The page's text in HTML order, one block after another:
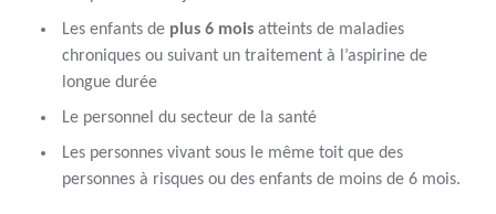
Les enfants de plus 6 mois atteints de maladies
chroniques ou suivant un traitement à l’aspirine de
longue durée
Le personnel du secteur de la santé
Les personnes vivant sous le même toit que des
personnes à risques ou des enfants de moins de 6 mois.